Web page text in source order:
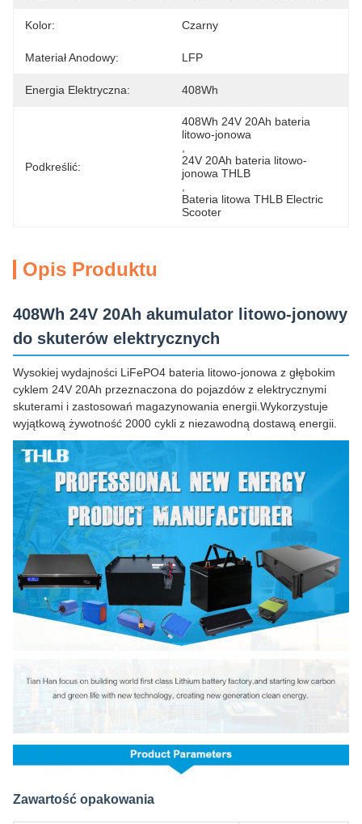
Kolor: Czarny
Materiał Anodowy: LFP
Energia Elektryczna: 408Wh
Podkreślić:
408Wh 24V 20Ah bateria
litowo-jonowa
24V 20Ah bateria litowo-
jonowa THLB
Bateria litowa THLB Electric
Scooter
Opis Produktu
408Wh 24V 20Ah akumulator litowo-jonowy
do skuterów elektrycznych
Wysokiej wydajności LiFePO4 bateria litowo-jonowa z głębokim
cyklem 24V 20Ah przeznaczona do pojazdów z elektrycznymi
skuterami i zastosowań magazynowania energii.Wykorzystuje
wyjątkową żywotność 2000 cykli z niezawodną dostawą energii.
Zawartość opakowania